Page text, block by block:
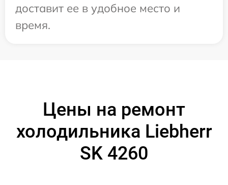
доставит ее в удобное место и
время.
Цены на ремонт
холодильника Liebherr
SK 4260